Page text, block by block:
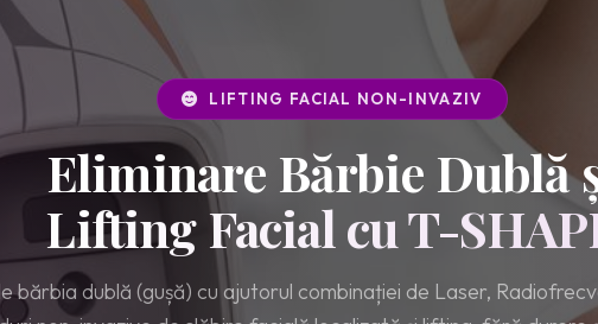
Tastează pentru a căuta printre serviciile noastre
LIFTING FACIAL NON-INVAZIV
Eliminare Bărbie Dublă
Lifting Facial cu T-
bărbia dublă (gușă) cu ajutorul combinației de Laser,